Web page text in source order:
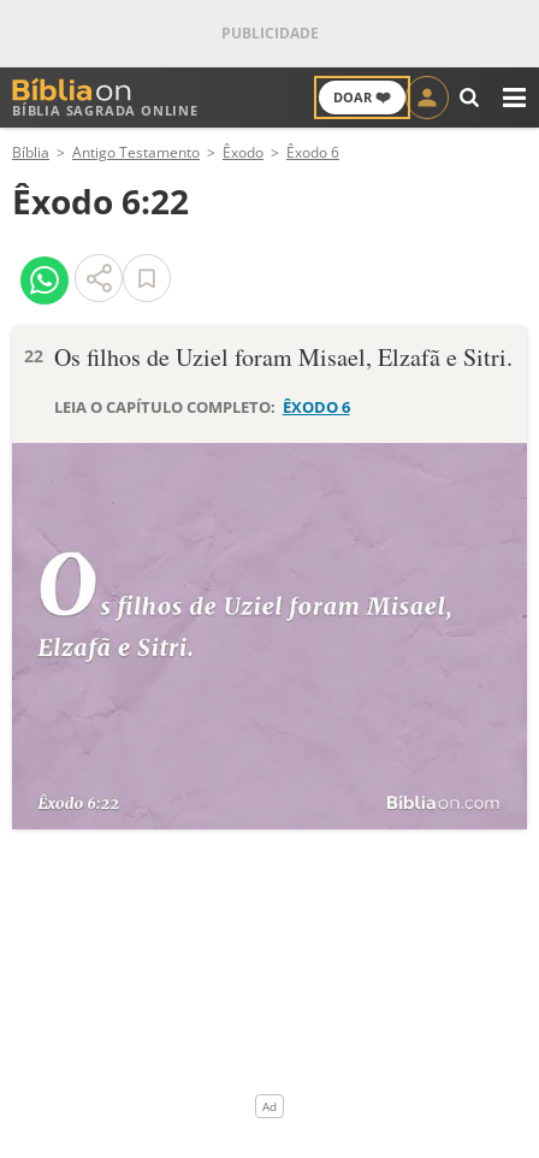
BÍBLIA SAGRADA ONLINE
DOAR ❤️
ANTIGO TESTAMENTO
NOVO TESTAMENTO
VERSÍCULOS
PALAVRA DO DIA
10 MANDAMENTOS
ESTUDOS BÍBLICOS
ESBOÇOS DE PREGAÇÃO
PERGUNTE À BÍBLIA IA
Bíblia Antigo Testamento Êxodo Êxodo 6
Êxodo 6:22
22 Os filhos de Uziel foram Misael, Elza­fã e Sitri.
LEIA O CAPÍTULO COMPLETO: ÊXODO 6